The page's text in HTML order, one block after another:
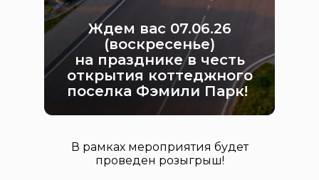
В рамках мероприятия будет
проведен розыгрыш!
Ждем вас 07.06.26
(воскресенье)
на празднике в честь
открытия коттеджного
поселка Фэмили Парк!